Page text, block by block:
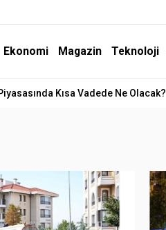
Ekonomi Magazin Teknoloji
Kısa Vadede Ne Olacak?